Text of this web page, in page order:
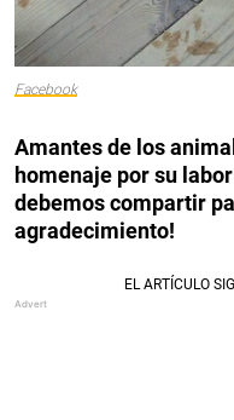
Facebook
Amantes de los
homenaje por su
debemos compartir
agradecimiento!